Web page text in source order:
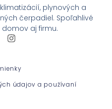
plynových a
čerpadiel. Spoľahlivé
domov aj firmu.
údajov a používaní